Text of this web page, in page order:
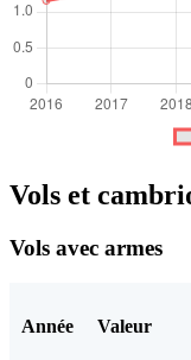
Vols et
Vols avec armes
Année Valeur